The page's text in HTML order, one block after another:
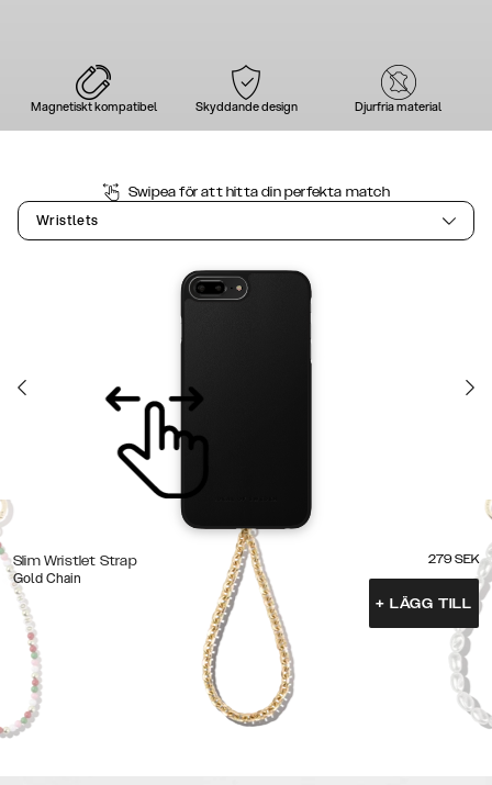
Magnetiskt kompatibel Skyddande design Djurfria material
Swipea för att hitta din perfekta match
Wristlets
Slim Wristlet Strap
Gold Chain
279 SEK
+ LÄGG TILL